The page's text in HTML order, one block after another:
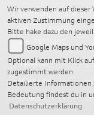
Dohnanyistraße 11
04103 Leipzig
Deutschland
Telefon:
Website:
E-Mail:
Wir verwenden auf
aktiven Zustimmung
Bitte hake dazu den
Google Maps und
Optional kann mit Klick
zugestimmt werden
Detailierte Informationen
Bedeutung findest du in
Datenschutzerklärung